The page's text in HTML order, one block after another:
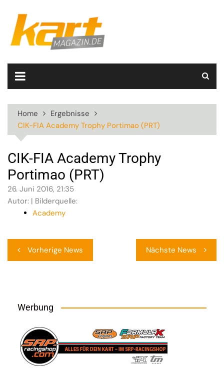
content
Home
Ergebnisse
CIK-FIA Academy Trophy Portimao (PRT)
CIK-FIA Academy Trophy
Portimao (PRT)
26. Juni 2016, 21:35
Autor: | Bilderquelle:
Academy
Vorherige News Nächste News
Werbung